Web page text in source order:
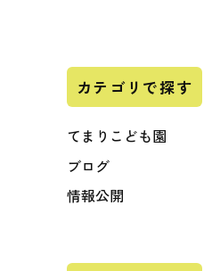
カテゴリで探す
てまりこども園
ブログ
情報公開